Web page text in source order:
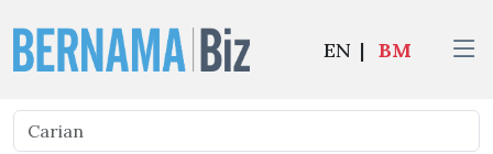
EN | BM